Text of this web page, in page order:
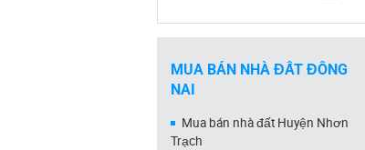
MUA BÁN NHÀ ĐẤT ĐỒNG
NAI
Mua bán nhà đất Huyện Nhơn
Trạch